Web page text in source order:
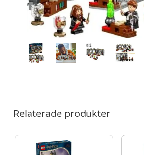
Relaterade produkter